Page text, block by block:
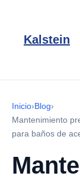
Kalstein
Inicio›Blog›
Mantenimiento
para baños de